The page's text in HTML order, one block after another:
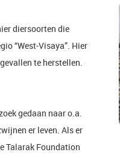
diersoorten die
“West-Visaya”. Hier
te herstellen.
gedaan naar o.a.
er leven. Als er
Talarak Foundation